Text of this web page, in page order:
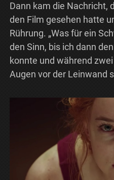
Dann kam die Nachricht,
den Film gesehen hatte
Rührung. „Was für ein
den Sinn, bis ich dann
konnte und während
Augen vor der Leinwand